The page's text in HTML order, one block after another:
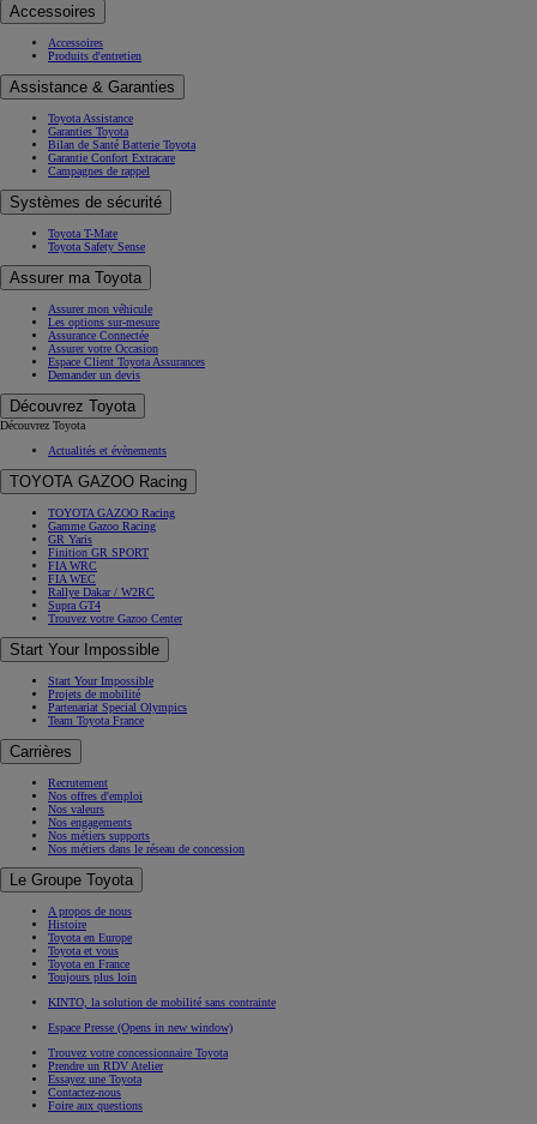
Accessoires
Accessoires
Produits d'entretien
Assistance & Garanties
Toyota Assistance
Garanties Toyota
Bilan de Santé Batterie Toyota
Garantie Confort Extracare
Campagnes de rappel
Systèmes de sécurité
Toyota T-Mate
Toyota Safety Sense
Assurer ma Toyota
Assurer mon véhicule
Les options sur-mesure
Assurance Connectée
Assurer votre Occasion
Espace Client Toyota Assurances
Demander un devis
Découvrez Toyota
Découvrez Toyota
Actualités et évènements
TOYOTA GAZOO Racing
TOYOTA GAZOO Racing
Gamme Gazoo Racing
GR Yaris
Finition GR SPORT
FIA WRC
FIA WEC
Rallye Dakar / W2RC
Supra GT4
Trouvez votre Gazoo Center
Start Your Impossible
Start Your Impossible
Projets de mobilité
Partenariat Special Olympics
Team Toyota France
Carrières
Recrutement
Nos offres d'emploi
Nos valeurs
Nos engagements
Nos métiers supports
Nos métiers dans le réseau de concession
Le Groupe Toyota
A propos de nous
Histoire
Toyota en Europe
Toyota et vous
Toyota en France
Toujours plus loin
KINTO, la solution de mobilité sans contrainte
Espace Presse (Opens in new window)
Trouvez votre concessionnaire Toyota
Prendre un RDV Atelier
Essayez une Toyota
Contactez-nous
Foire aux questions